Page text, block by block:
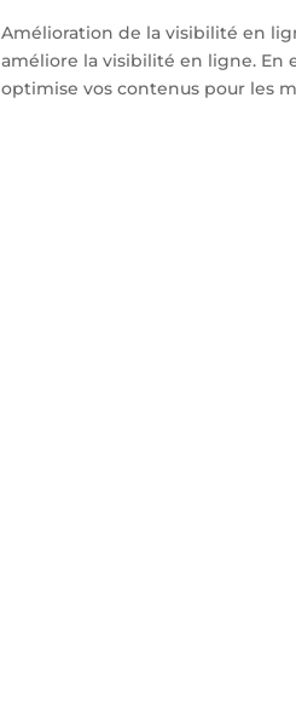
Amélioration de la visibilité en
améliore la visibilité en ligne. En
optimise vos contenus pour les